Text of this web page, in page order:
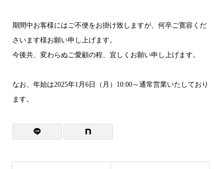
期間中お客様にはご不便をお掛け致しますが、何卒ご寛容くだ
さいます様お願い申し上げます。
今後共、変わらぬご愛顧の程、宜しくお願い申し上げます。
なお、年始は2025年1月6日（月）10:00～通常営業いたしており
ます。